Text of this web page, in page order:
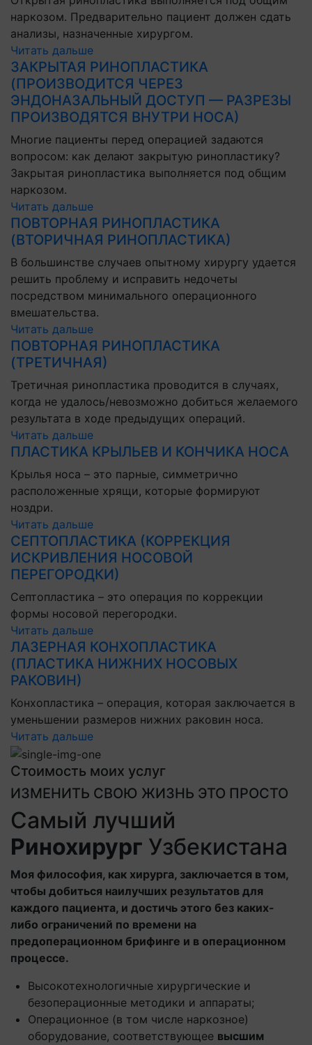
наркозом. Предварительно пациент должен сдать
анализы, назначенные хирургом.
Читать дальше
ЗАКРЫТАЯ РИНОПЛАСТИКА
(ПРОИЗВОДИТСЯ ЧЕРЕЗ
ЭНДОНАЗАЛЬНЫЙ ДОСТУП — РАЗРЕЗЫ
ПРОИЗВОДЯТСЯ ВНУТРИ НОСА)
Многие пациенты перед операцией задаются
вопросом: как делают закрытую ринопластику?
Закрытая ринопластика выполняется под общим
наркозом.
Читать дальше
ПОВТОРНАЯ РИНОПЛАСТИКА
(ВТОРИЧНАЯ РИНОПЛАСТИКА)
В большинстве случаев опытному хирургу удается
решить проблему и исправить недочеты
посредством минимального операционного
вмешательства.
Читать дальше
ПОВТОРНАЯ РИНОПЛАСТИКА
(ТРЕТИЧНАЯ)
Третичная ринопластика проводится в случаях,
когда не удалось/невозможно добиться желаемого
результата в ходе предыдущих операций.
Читать дальше
ПЛАСТИКА КРЫЛЬЕВ И КОНЧИКА НОСА
Крылья носа – это парные, симметрично
расположенные хрящи, которые формируют
ноздри.
Читать дальше
СЕПТОПЛАСТИКА (КОРРЕКЦИЯ
ИСКРИВЛЕНИЯ НОСОВОЙ
ПЕРЕГОРОДКИ)
Септопластика – это операция по коррекции
формы носовой перегородки.
Читать дальше
ЛАЗЕРНАЯ КОНХОПЛАСТИКА
(ПЛАСТИКА НИЖНИХ НОСОВЫХ
РАКОВИН)
Конхопластика – операция, которая заключается в
уменьшении размеров нижних раковин носа.
Читать дальше
Стоимость моих услуг
ИЗМЕНИТЬ СВОЮ ЖИЗНЬ ЭТО ПРОСТО
Самый лучший
Ринохирург Узбекистана
Моя философия, как хирурга, заключается в том,
чтобы добиться наилучших результатов для
каждого пациента, и достичь этого без каких-
либо ограничений по времени на
предоперационном брифинге и в операционном
процессе.
Высокотехнологичные хирургические и
безоперационные методики и аппараты;
Операционное (в том числе наркозное)
оборудование, соответствующее высшим